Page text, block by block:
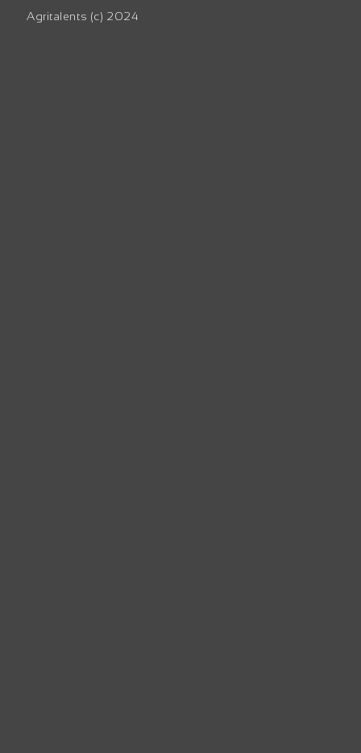
Agritalents ­­(c) 2024